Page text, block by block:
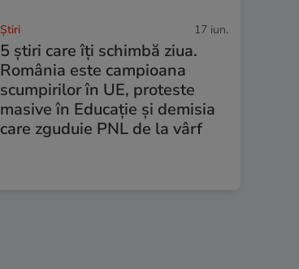
Ştiri 17 iun.
5 știri care îți schimbă ziua.
România este campioana
scumpirilor în UE, proteste
masive în Educație și demisia
care zguduie PNL de la vârf